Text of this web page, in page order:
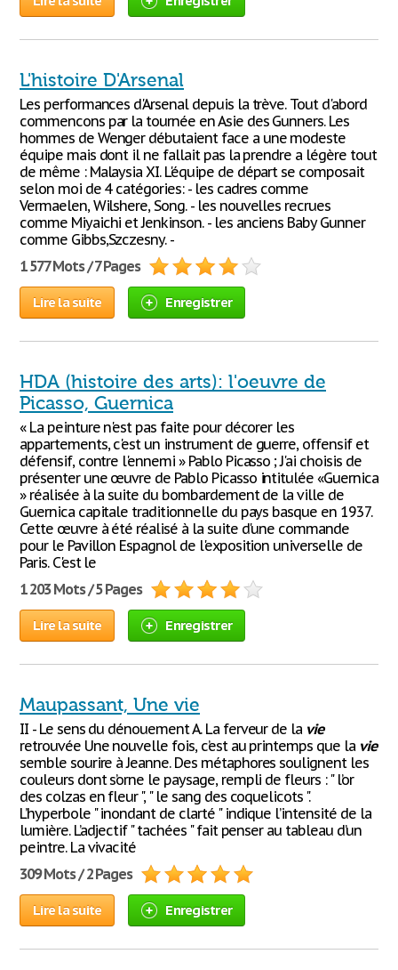
L'histoire D'Arsenal
Les performances d'Arsenal depuis la trève. Tout d'abord
commencons par la tournée en Asie des Gunners. Les
hommes de Wenger débutaient face a une modeste
équipe mais dont il ne fallait pas la prendre a légère tout
de même : Malaysia XI. L'équipe de départ se composait
selon moi de 4 catégories: - les cadres comme
Vermaelen, Wilshere, Song. - les nouvelles recrues
comme Miyaichi et Jenkinson. - les anciens Baby Gunner
comme Gibbs,Szczesny. -
1 577 Mots / 7 Pages
Lire la suite Enregistrer
HDA (histoire des arts): l'oeuvre de
Picasso, Guernica
« La peinture n'est pas faite pour décorer les
appartements, c'est un instrument de guerre, offensif et
défensif, contre l'ennemi » Pablo Picasso ; J'ai choisis de
présenter une œuvre de Pablo Picasso intitulée «Guernica
» réalisée à la suite du bombardement de la ville de
Guernica capitale traditionnelle du pays basque en 1937.
Cette œuvre à été réalisé à la suite d'une commande
pour le Pavillon Espagnol de l'exposition universelle de
Paris. C'est le
1 203 Mots / 5 Pages
Lire la suite Enregistrer
Maupassant, Une vie
II - Le sens du dénouement A. La ferveur de la vie
retrouvée Une nouvelle fois, c’est au printemps que la vie
semble sourire à Jeanne. Des métaphores soulignent les
couleurs dont s’orne le paysage, rempli de fleurs : " l’or
des colzas en fleur ", " le sang des coquelicots ".
L’hyperbole " inondant de clarté " indique l’intensité de la
lumière. L’adjectif " tachées " fait penser au tableau d’un
peintre. La vivacité
309 Mots / 2 Pages
Lire la suite Enregistrer